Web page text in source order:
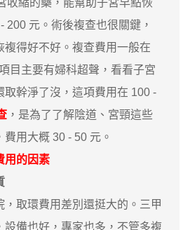
收縮的藥，能幫助子宮早點恢
200 元。術後複查也很關鍵，
複得好不好。複查費用一般在
目主要有婦科超聲，看看子宮
取幹淨了沒，這項費用在 100 -
，是為了了解陰道、宮頸這些
用大概 30 - 50 元。
用的因素
取環費用差別還挺大的。三甲
設備也好，專家也多，不管多複